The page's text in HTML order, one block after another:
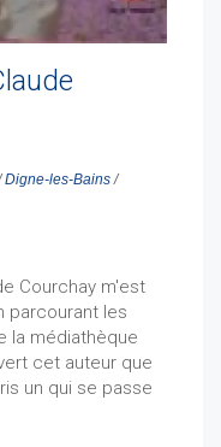
Digne-les-Bains/
Courchay m'est
parcourant les
la médiathèque
cet auteur que
un qui se passe